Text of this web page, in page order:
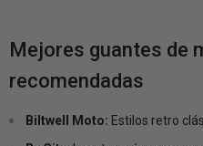
Mejores guantes de
recomendadas
Biltwell Moto: Estilos retro